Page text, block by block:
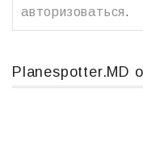
авторизоваться.
Planespotter.MD